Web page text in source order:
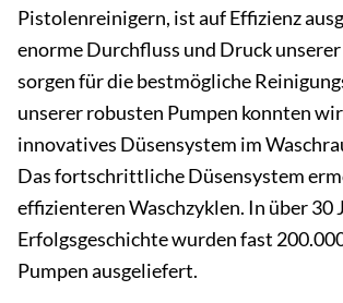
Pistolenreinigern, ist auf Effizienz
enorme Durchfluss und Druck
sorgen für die bestmögliche
unserer robusten Pumpen konnten
innovatives Düsensystem im
Das fortschrittliche Düsensystem
effizienteren Waschzyklen. In über 30
Erfolgsgeschichte wurden fast
Pumpen ausgeliefert.